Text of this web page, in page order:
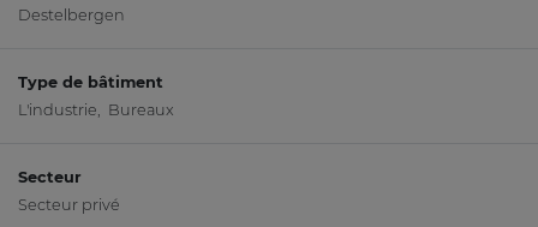
Destelbergen
Type de bâtiment
L'industrie, Bureaux
Secteur
Secteur privé